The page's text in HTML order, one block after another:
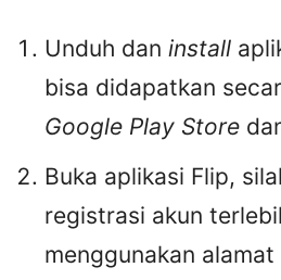
Unduh dan install
bisa didapatkan
Google Play Store
Buka aplikasi Flip,
registrasi akun
menggunakan